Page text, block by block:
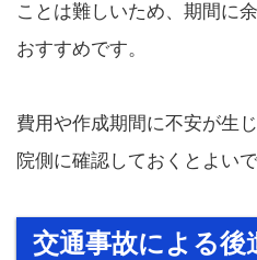
ことは難しいため、期間に
おすすめです。
費用や作成期間に不安が生
院側に確認しておくとよいで
交通事故による後